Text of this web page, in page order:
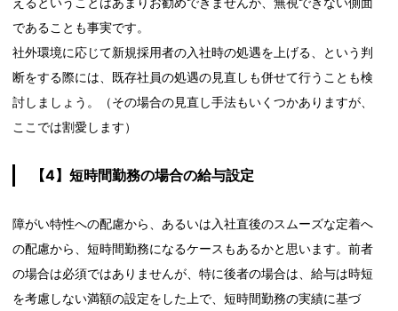
であることも事実です。
社外環境に応じて新規採用者の入社時の処遇を上げる、という判
断をする際には、既存社員の処遇の見直しも併せて行うことも検
討しましょう。（その場合の見直し手法もいくつかありますが、
ここでは割愛します）
【4】短時間勤務の場合の給与設定
障がい特性への配慮から、あるいは入社直後のスムーズな定着へ
の配慮から、短時間勤務になるケースもあるかと思います。前者
の場合は必須ではありませんが、特に後者の場合は、給与は時短
を考慮しない満額の設定をした上で、短時間勤務の実績に基づ